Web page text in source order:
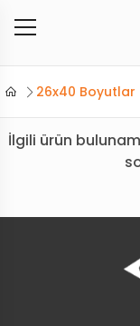
26x40 Boyutlar
İlgili ürün